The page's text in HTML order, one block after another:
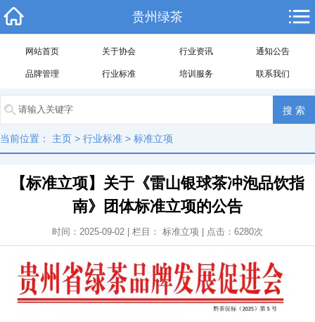
贵州绿茶
网站首页 关于协会 行业资讯 通知公告
品牌管理 行业标准 培训服务 联系我们
当前位置： 主页 > 行业标准 > 标准立项
【标准立项】关于《雷山银球茶冲泡品饮指
南》团体标准立项的公告
时间：2025-09-02 | 栏目： 标准立项 | 点击： 6280次